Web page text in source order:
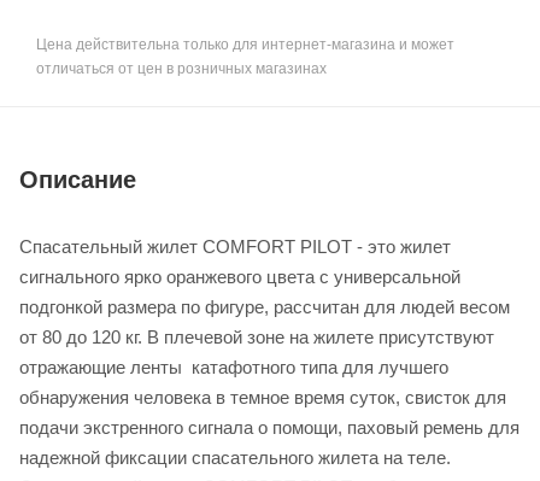
Цена действительна только для интернет-магазина и может
отличаться от цен в розничных магазинах
Описание
Спасательный жилет COMFORT PILOT - это жилет
сигнального ярко оранжевого цвета с универсальной
подгонкой размера по фигуре, рассчитан для людей весом
от 80 до 120 кг. В плечевой зоне на жилете присутствуют
отражающие ленты катафотного типа для лучшего
обнаружения человека в темное время суток, свисток для
подачи экстренного сигнала о помощи, паховый ремень для
надежной фиксации спасательного жилета на теле.